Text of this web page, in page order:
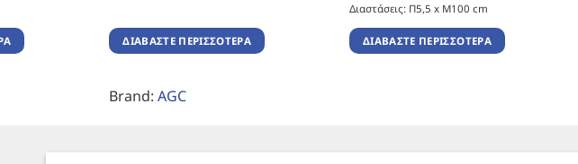
ΔΙΑΒΆΣΤΕ ΠΕΡΙΣΣΌΤΕΡΑ
Brand:AGC
Διαστάσεις: Π5,5 x Μ100 cm
ΔΙΑΒΆΣΤΕ ΠΕΡΙΣΣΌΤΕΡΑ